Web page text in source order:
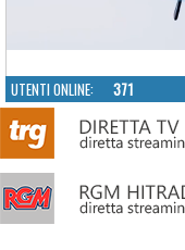
UTENTI ONLINE: 371